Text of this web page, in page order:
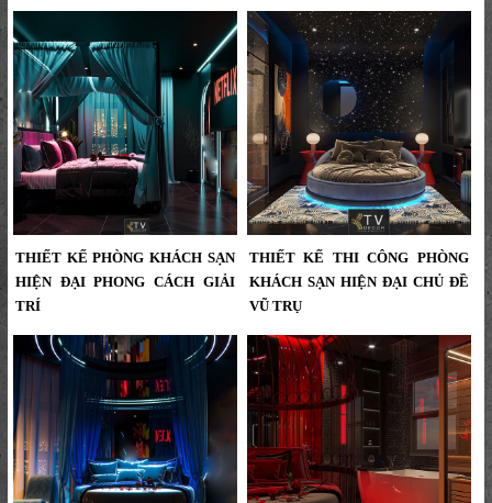
Thiết Kế Phòng Khách Sạn Hiện Đại
Ánh Sáng Neon Tím Ấn Tượng |
KTV GROUP...
Thiết Kế Phòng Khách Sạn Hiện Đại
Tông Đen Sang Trọng | Ánh Sáng
Mặt Trăng Ấn Tượng | KTV GROUP...
THIẾT KẾ PHÒNG KHÁCH SẠN
HIỆN ĐẠI PHONG CÁCH GIẢI
TRÍ
Thiết Kế Phòng Khách Sạn Hiện Đại
Phong Cách Giải Trí | Không Gian
Nghỉ Dưỡng Đầy Cảm Hứng | KTV
GROUP,thiết kế khách sạn hiện đại,
phòng khách sạn phong cách giải
trí, thiết kế phòng khách sạn cao
cấp, nội thất khách sạn độc đáo,
KTV GROUP, thi công khách sạn
trọn gói, thiết kế phòng khách sạn
THIẾT KẾ THI CÔNG PHÒNG
KHÁCH SẠN HIỆN ĐẠI CHỦ ĐỀ
VŨ TRỤ
Thiết Kế Thi Công Phòng Khách
Sạn Hiện Đại Chủ Đề Vũ Trụ –
Không Gian Nghỉ Dưỡng Đẳng
Cấp...